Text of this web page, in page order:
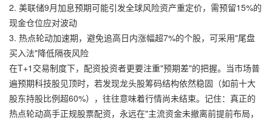
2. 美联储9月加息预期可能引发全球风险资产重定价，需预留15%的
现金仓位应对波动
3. 热点轮动加速期，避免追高日内涨幅超7%的个股，可采用"尾盘
买入法"降低隔夜风险
在T+1交易制度下，配资投资者更要注重"预期差"的把握。当市场普
遍预期科技股见顶时，若发现龙头股筹码结构依然稳固（如前十大
股东持股比例超60%），往往意味着行情尚未结束。记住：真正的
热点轮动高手正规股票配资，永远在"主流资金未撤离前提前布局，